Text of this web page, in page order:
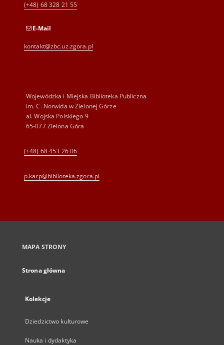
(+48) 68 328 21 55
E-Mail
kontakt@zbc.uz.zgora.pl
Wojewódzka i Miejska Biblioteka Publiczna
im. C. Norwida w Zielonej Górze
al. Wojska Polskiego 9
65-077 Zielona Góra
(+48) 68 453 26 06
p.karp@biblioteka.zgora.pl
MAPA STRONY
Strona główna
Kolekcje
Dziedzictwo kulturowe
Nauka i dydaktyka